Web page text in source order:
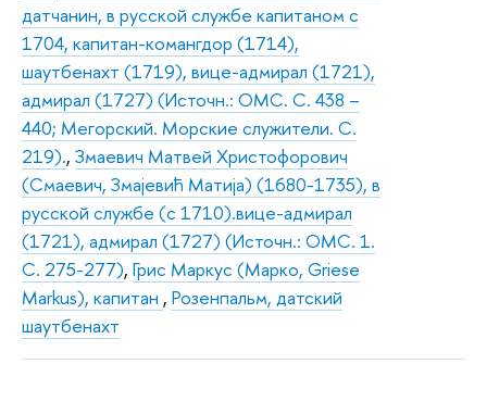
датчанин, в русской службе капитаном с
1704, капитан-комангдор (1714),
шаутбенахт (1719), вице-адмирал (1721),
адмирал (1727) (Источн.: ОМС. С. 438 –
440; Мегорский. Морские служители. С.
219)., Змаевич Матвей Христофорович
(Смаевич, Змаjевић Maтиja) (1680-1735), в
русской службе (с 1710).вице-адмирал
(1721), адмирал (1727) (Источн.: ОМС. 1.
С. 275-277), Грис Маркус (Марко, Griese
Markus), капитан , Розенпальм, датский
шаутбенахт